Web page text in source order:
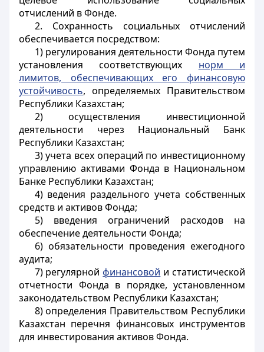
отчислений в Фонде.
2. Сохранность социальных отчислений
обеспечивается посредством:
1) регулирования деятельности Фонда путем
установления соответствующих норм и
лимитов, обеспечивающих его финансовую
устойчивость, определяемых Правительством
Республики Казахстан;
2) осуществления инвестиционной
деятельности через Национальный Банк
Республики Казахстан;
3) учета всех операций по инвестиционному
управлению активами Фонда в Национальном
Банке Республики Казахстан;
4) ведения раздельного учета собственных
средств и активов Фонда;
5) введения ограничений расходов на
обеспечение деятельности Фонда;
6) обязательности проведения ежегодного
аудита;
7) регулярнойфинансовой и статистической
отчетности Фонда в порядке, установленном
законодательством Республики Казахстан;
8) определения Правительством Республики
Казахстан перечня финансовых инструментов
для инвестирования активов Фонда.